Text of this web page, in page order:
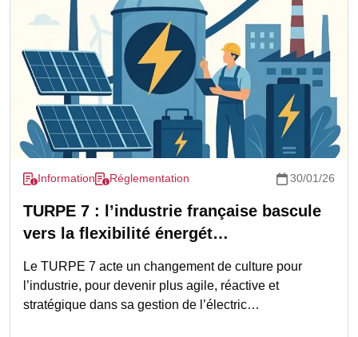
Information Réglementation 30/01/26
TURPE 7 : l’industrie française bascule
vers la flexibilité énergét…
Le TURPE 7 acte un changement de culture pour
l’industrie, pour devenir plus agile, réactive et
stratégique dans sa gestion de l’électric…